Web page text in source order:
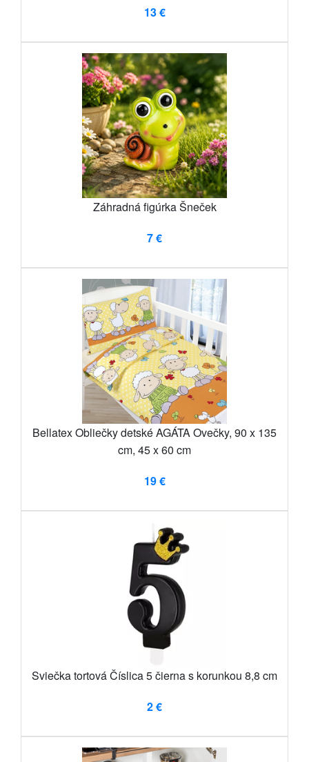
13 €
Záhradná figúrka Šneček
7 €
Bellatex Obliečky detské AGÁTA Ovečky, 90 x 135
cm, 45 x 60 cm
19 €
Sviečka tortová Číslica 5 čierna s korunkou 8,8 cm
2 €